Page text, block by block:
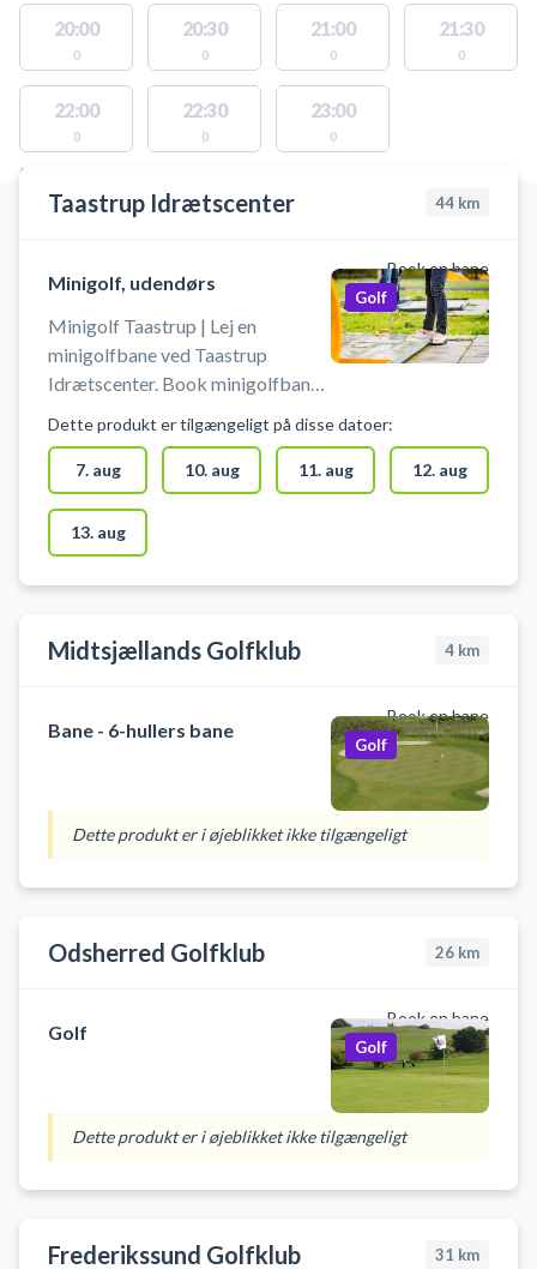
20:00
0
20:30
0
21:00
0
21:30
0
22:00
0
22:30
0
23:00
0
STEDER MED LEDIGE AKTIVITETER
Taastrup Idrætscenter 44 km
Book en bane
Minigolf, udendørs
Minigolf Taastrup | Lej en
minigolfbane ved Taastrup
Idrætscenter. Book minigolfbane
minigolf køller samt bolde og spil
minigolf i Taastrup Idrætspark
som du finder på Parkvej 78, 2630
Taastrup.
Golf
Dette produkt er tilgængeligt på disse datoer:
7. aug 10. aug 11. aug 12. aug
13. aug
Midtsjællands Golfklub 4 km
Book en bane
Bane - 6-hullers bane
Golf
Dette produkt er i øjeblikket ikke tilgængeligt
Odsherred Golfklub 26 km
Book en bane
Golf
Golf
Dette produkt er i øjeblikket ikke tilgængeligt
Frederikssund Golfklub 31 km